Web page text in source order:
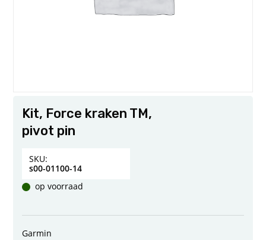
Kit, Force kraken TM,
pivot pin
SKU:
s00-01100-14
op voorraad
Garmin